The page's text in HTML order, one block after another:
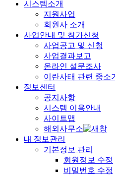
시스템소개
지원사업
회원사 소개
사업안내 및 참가신청
사업공고 및 신청
사업결과보고
온라인 설문조사
이란사태 관련 중소
정보센터
공지사항
시스템 이용안내
사이트맵
해외사무소
내 정보관리
기본정보 관리
회원정보 수정
비밀번호 수정